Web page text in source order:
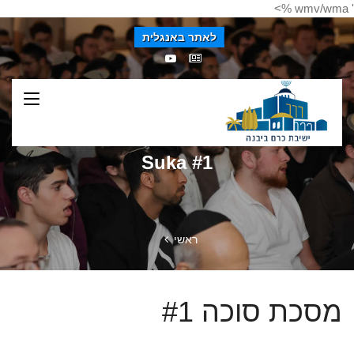
' wmv/wma %>
לאתר באנגלית
Suka #1
ראשי
מסכת סוכה #1